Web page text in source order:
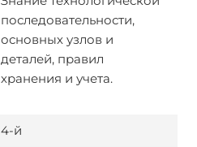
последовательности,
основных узлов и
деталей, правил
хранения и учета.
4-й